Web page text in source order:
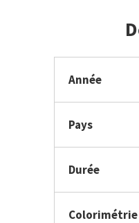
Année
Pays
Durée
Colorimétrie